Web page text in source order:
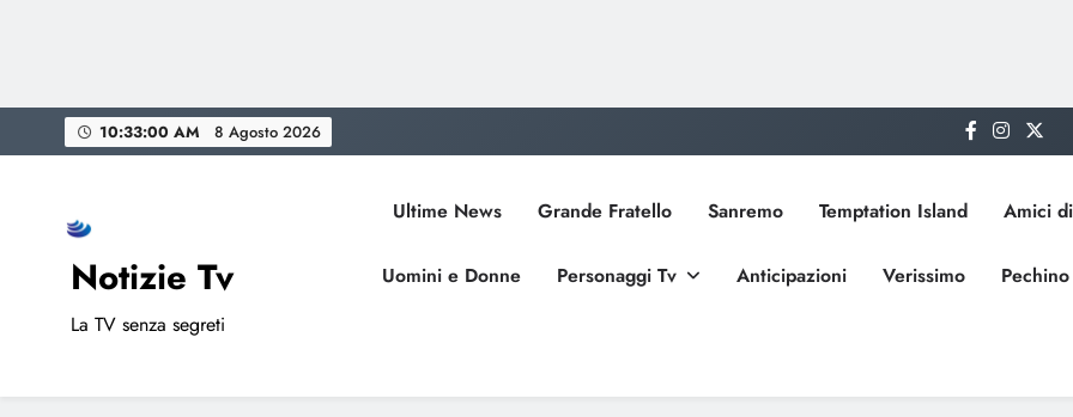
to
10:33:01 AM 8 Agosto 2026
Notizie Tv
La TV senza segreti
Ultime News Grande Fratello Sanremo Temptation Island Amici
Uomini e Donne Personaggi Tv Anticipazioni Verissimo